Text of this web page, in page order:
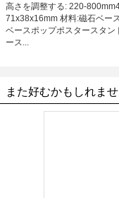
高さを調整する: 220-
71x38x16mm 材料:磁石ベー
ベースポップポスタースタ
ース...
また好むかもしれま